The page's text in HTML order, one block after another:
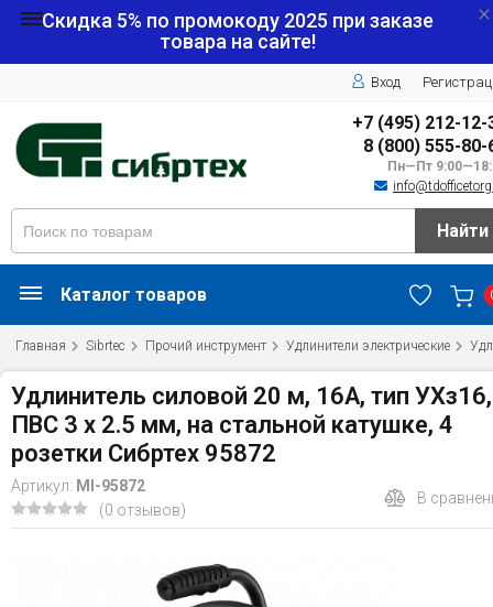
Скидка 5% по промокоду 2025 при заказе
товара на сайте!
Вход
+7 (495) 212-12-
8 (800) 555-80-
Пн—Пт
Найти
Каталог товаров
Главная Sibrtec Прочий инструмент Удлинители электрические
Удлинитель силовой 20 м, 16А, тип УХз16,
ПВС 3 x 2.5 мм, на стальной катушке, 4
розетки Сибртех 95872
Артикул: MI-95872
(0 отзывов)
В